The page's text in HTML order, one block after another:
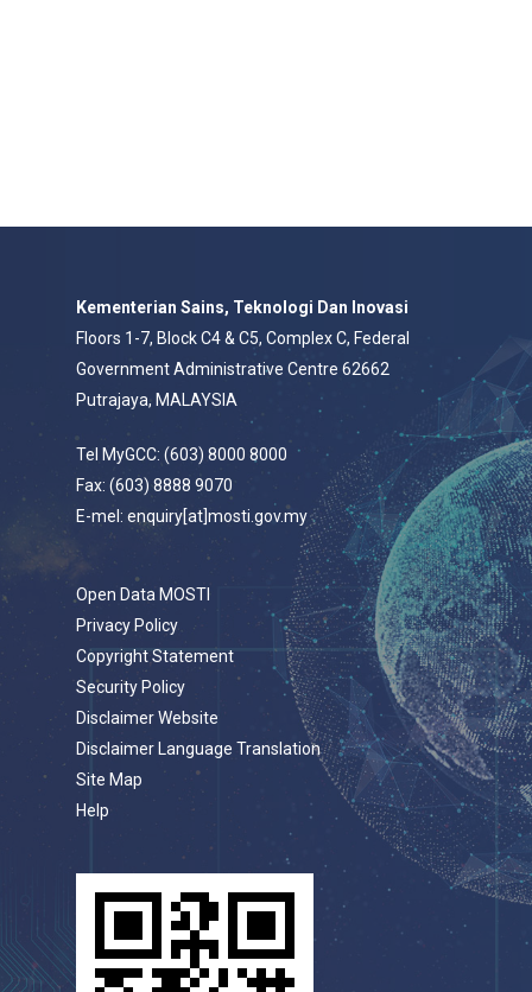
Kementerian Sains, Teknologi Dan Inovasi
Floors 1-7, Block C4 & C5, Complex C, Federal
Government Administrative Centre 62662
Putrajaya, MALAYSIA
Tel MyGCC: (603) 8000 8000
Fax: (603) 8888 9070
E-mel: enquiry[at]mosti.gov.my
Open Data MOSTI
Privacy Policy
Copyright Statement
Security Policy
Disclaimer Website
Disclaimer Language Translation
Site Map
Help